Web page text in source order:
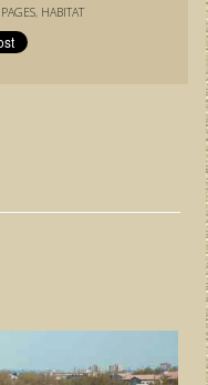
, HABITAT